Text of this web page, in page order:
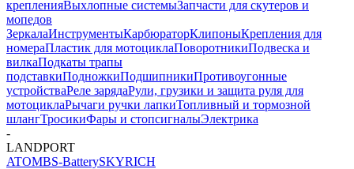
крепленияВыхлопные системыЗапчасти для скутеров и
мопедов
ЗеркалаИнструментыКарбюраторКлипоныКрепления для
номераПластик для мотоциклаПоворотникиПодвеска и
вилкаПодкаты трапы
подставкиПодножкиПодшипникиПротивоугонные
устройстваРеле зарядаРули, грузики и защита руля для
мотоциклаРычаги ручки лапкиТопливный и тормозной
шлангТросикиФары и стопсигналыЭлектрика
-
LANDPORT
ATOMBS-BatterySKYRICH